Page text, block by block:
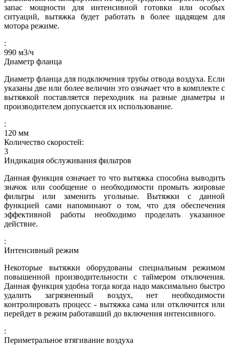
запас мощности для интенсивной готовки или особых
ситуаций, вытяжка будет работать в более щадящем для
мотора режиме.
:
990 м3/ч
Диаметр фланца
Диаметр фланца для подключения трубы отвода воздуха. Если
указаны две или более величин это означает что в комплекте с
вытяжкой поставляется переходник на разные диаметры и
производителем допускается их использование.
:
120 мм
Количество скоростей:
3
Индикация обслуживания фильтров
Данная функция означает то что вытяжка способна выводить
значок или сообщение о необходимости промыть жировые
фильтры или заменить угольные. Вытяжки с данной
функцией сами напоминают о том, что для обеспечения
эффективной работы необходимо проделать указанное
действие.
:
Интенсивный режим
Некоторые вытяжки оборудованы специальным режимом
повышенной производительности с таймером отключения.
Данная функция удобна тогда когда надо максимально быстро
удалить загрязненный воздух, нет необходимости
контролировать процесс - вытяжка сама или отключится или
перейдет в режим работавший до включения интенсивного.
:
Периметральное втягивание воздуха